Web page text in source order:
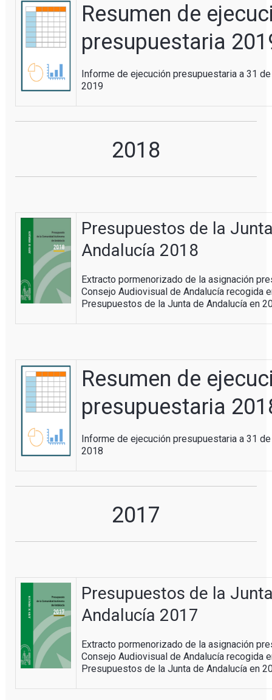
Resumen de
presupuestaria
Informe de ejecución presupuestaria a 31
2019
2018
Presupuestos de la
Andalucía 2018
Extracto pormenorizado de la asignación
Consejo Audiovisual de Andalucía recogida
Presupuestos de la Junta de Andalucía en
Resumen de
presupuestaria
Informe de ejecución presupuestaria a 31
2018
2017
Presupuestos de la
Andalucía 2017
Extracto pormenorizado de la asignación
Consejo Audiovisual de Andalucía recogida
Presupuestos de la Junta de Andalucía en